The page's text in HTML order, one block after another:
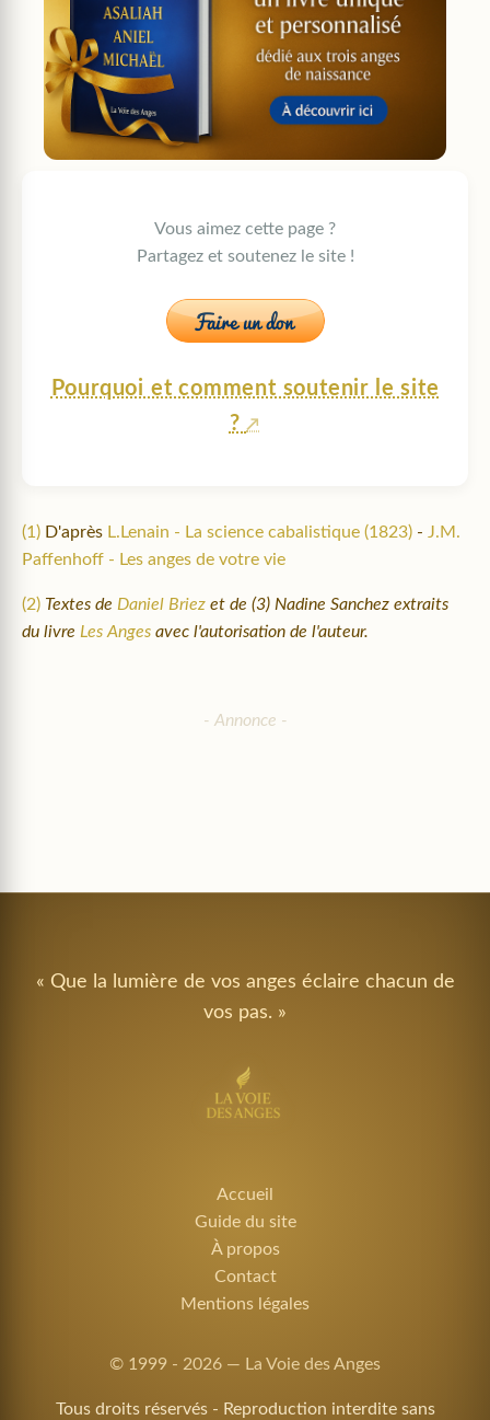
Vous aimez cette page ?
Partagez et soutenez le site !
Pourquoi et comment soutenir le site
?
(1) D'après L.Lenain - La science cabalistique (1823) - J.M.
Paffenhoff - Les anges de votre vie
(2) Textes de Daniel Briez et de (3) Nadine Sanchez extraits
du livre Les Anges avec l'autorisation de l'auteur.
« Que la lumière de vos anges éclaire chacun de
vos pas. »
Accueil
Guide du site
À propos
Contact
Mentions légales
© 1999 - 2026 — La Voie des Anges
Tous droits réservés - Reproduction interdite sans